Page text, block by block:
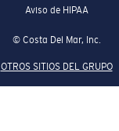
Aviso de HIPAA
© Costa Del Mar, Inc.
OTROS SITIOS DEL GRUPO